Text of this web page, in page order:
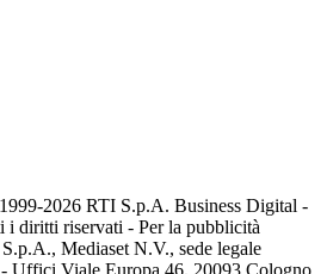
2026 RTI S.p.A. Business Digital -
i diritti riservati - Per la pubblicità
Mediaset N.V., sede legale
- Uffici Viale Europa 46, 20093 Cologno